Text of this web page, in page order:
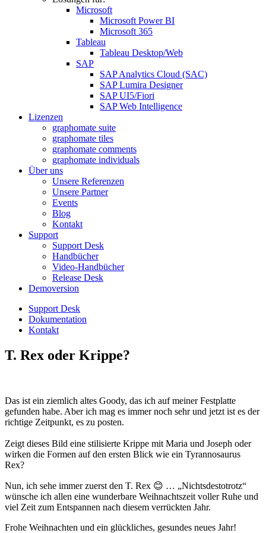
Microsoft
Microsoft Power BI
Microsoft 365
Tableau
Tableau Desktop/Web
SAP
SAP Analytics Cloud (SAC)
SAP Lumira Designer
SAP UI5/Fiori
SAP Web Intelligence
Lizenzen
graphomate suite
graphomate tiles
graphomate comments
graphomate individuals
Über uns
Unsere Referenzen
Unsere Partner
Events
Blog
Kontakt
Support
Support Desk
Handbücher
Video-Handbücher
Release Desk
Demoversion
Support Desk
Dokumentation
Kontakt
T. Rex oder Krippe?
Das ist ein ziemlich altes Goody, das ich auf meiner Festplatte
gefunden habe. Aber ich mag es immer noch sehr und jetzt ist es der
richtige Zeitpunkt, es zu posten.
Zeigt dieses Bild eine stilisierte Krippe mit Maria und Joseph oder
wirken die Formen auf den ersten Blick wie ein Tyrannosaurus
Rex?
Nun, ich sehe immer zuerst den T. Rex 😊 … „Nichtsdestotrotz“
wünsche ich allen eine wunderbare Weihnachtszeit voller Ruhe und
viel Zeit zum Entspannen nach diesem verrückten Jahr.
Frohe Weihnachten und ein glückliches, gesundes neues Jahr!